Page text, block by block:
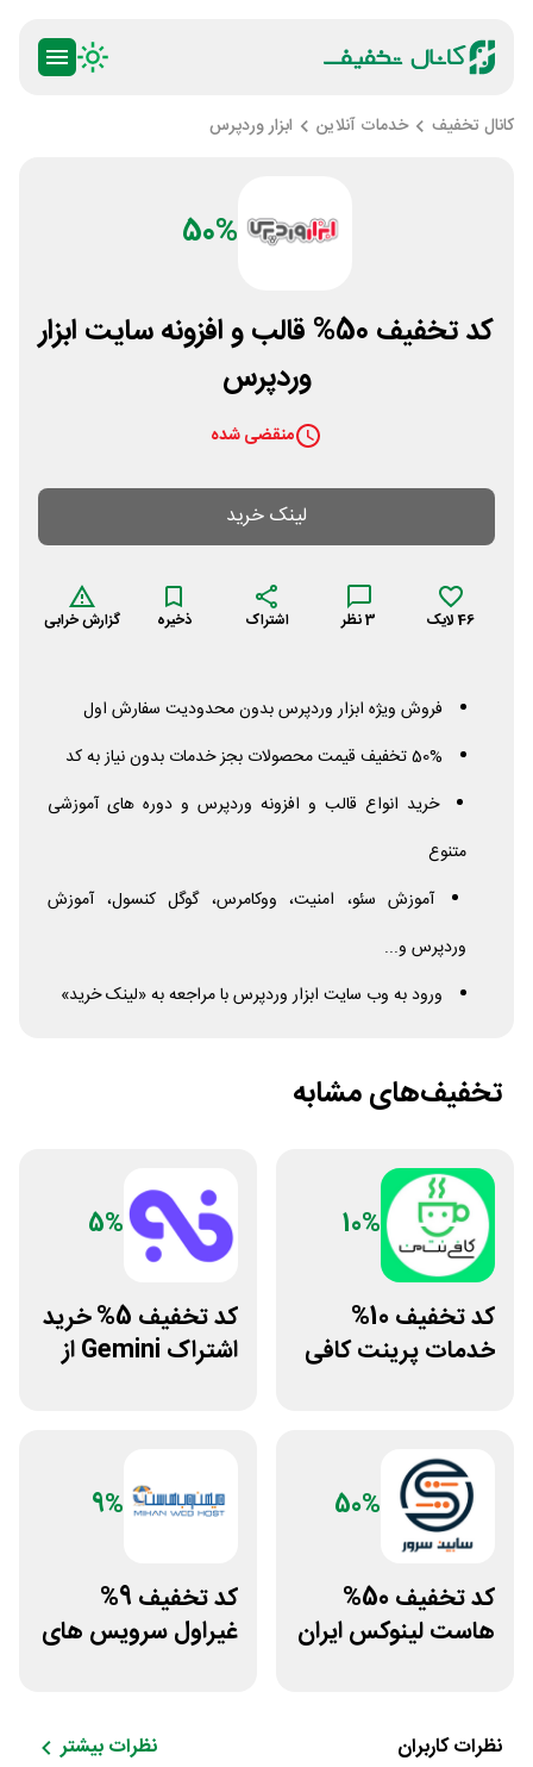
کانال تخفیف خدمات آنلاین ابزار وردپرس
50%
کد تخفیف 50% قالب و افزونه سایت ابزار
وردپرس
منقضی شده
لینک خرید
46لایک 3نظر اشتراک ذخیره گزارش خرابی
فروش ویژه ابزار وردپرس بدون محدودیت سفارش اول
50% تخفیف قیمت محصولات بجز خدمات بدون نیاز به کد
خرید انواع قالب و افزونه وردپرس و دوره های آموزشی
متنوع
آموزش سئو، امنیت، ووکامرس، گوگل کنسول، آموزش
وردپرس و...
ورود به وب سایت ابزار وردپرس با مراجعه به «لینک خرید»
تخفیف‌های مشابه
10%
کد تخفیف 10%
خدمات پرینت کافی
5%
کد تخفیف 5% خرید
اشتراک Gemini از
50%
کد تخفیف 50%
هاست لینوکس ایران
9%
کد تخفیف 9%
غیراول سرویس های
نظرات کاربران نظرات بیشتر